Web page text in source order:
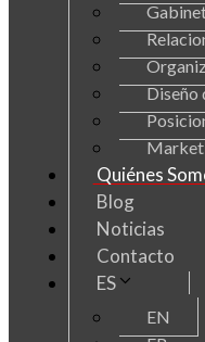
Diseño
Quiénes
Blog
Noticias
Contacto
ES
EN